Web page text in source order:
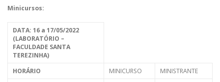
Minicursos:
DATA: 16 a 17/05/2022
(LABORATÓRIO –
FACULDADE SANTA
TEREZINHA)
HORÁRIO
MINICURSO MINISTRANTE